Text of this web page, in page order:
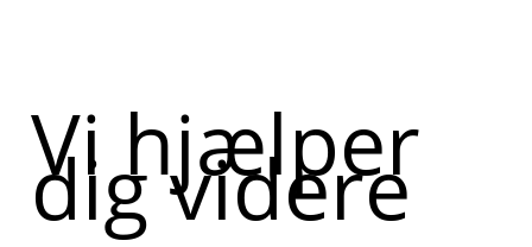
Vi hjælper
dig videre